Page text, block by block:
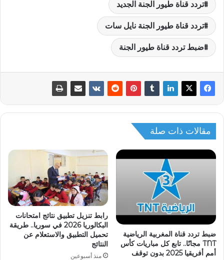
تردد قناة طيور الجنة الجديد
تردد قناة طيور الجنة نايل سات
ضبط تردد قناة طيور الجنة
مقالات ذات صلة
ضبط تردد قناة المغربية الرياضية
TNT مجانًا.. تابع كل مباريات كأس
أمم أفريقيا 2025 بدون توقف
رابط تنزيل تطبيق نتائج امتحانات
البكالوريا 2026 في سوريا.. طريقة
تحميل التطبيق والاستعلام عن
النتائج
منذ أسبوعين